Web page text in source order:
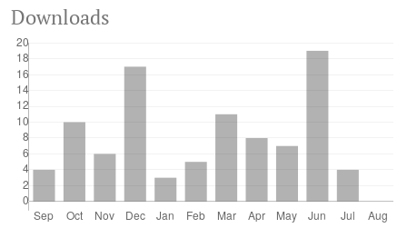
Downloads